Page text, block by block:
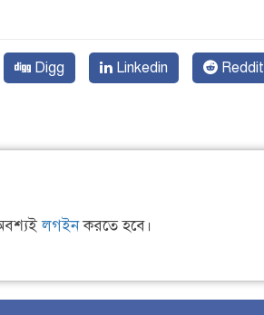
Digg Linkedin Reddit
লগইনকরতে হবে।